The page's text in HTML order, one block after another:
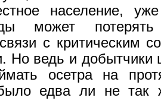
население,
может потерять
с критическим
Но ведь и
осетра на
едва ли не так